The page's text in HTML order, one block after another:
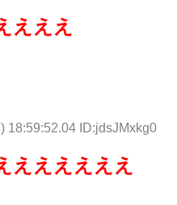
えええ
18:59:52.04 ID:jdsJMxkg0
ええええええ